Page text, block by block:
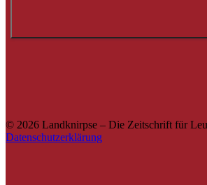
© 2026 Landknirpse – Die Zeitschrift für
Datenschutzerklärung